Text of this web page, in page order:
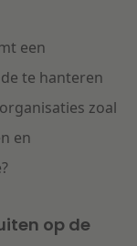
een
te hanteren
zoal
en
op de